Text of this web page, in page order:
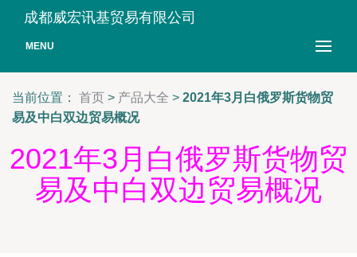
成都威宏讯基贸易有限公司
MENU
当前位置： 首页 > 产品大全 > 2021年3月白俄罗斯货物贸
易及中白双边贸易概况
2021年3月白俄罗斯货物贸
易及中白双边贸易概况